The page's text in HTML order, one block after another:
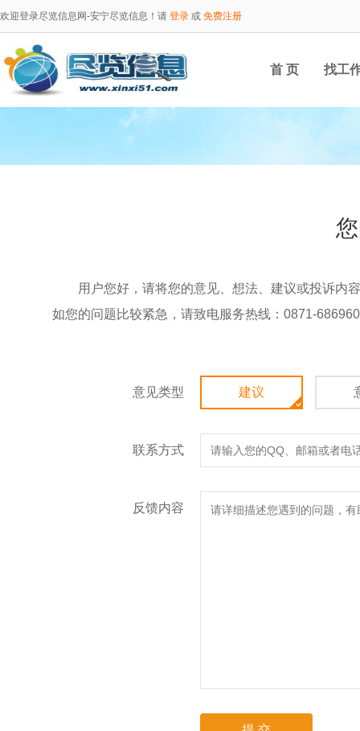
欢迎登录尽览信息网-安宁尽览信息！请 登录 或 免费注册
首 页 找工
用户您好，请将您的意见、想法、建议或投诉内
如您的问题比较紧急，请致电服务热线：0871-
意见类型 建议
联系方式
反馈内容